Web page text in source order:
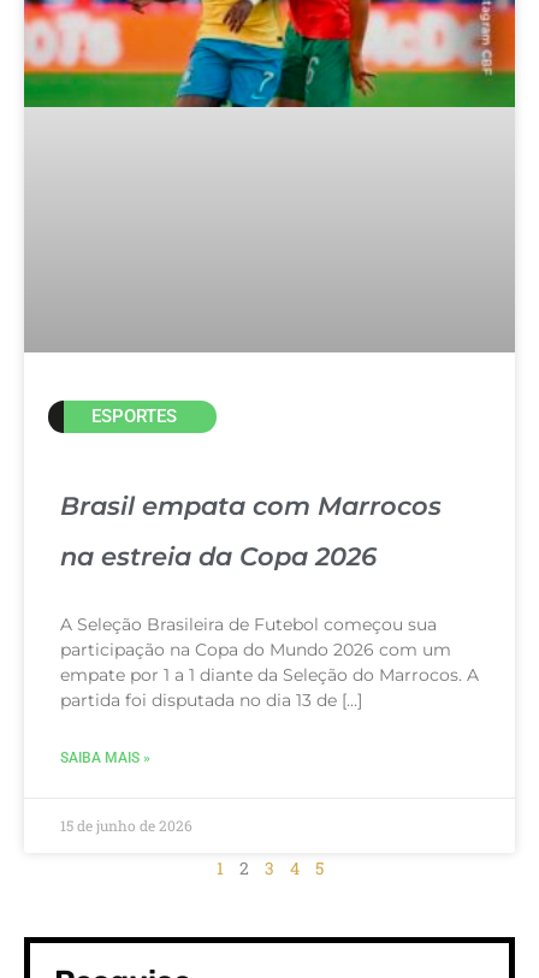
ESPORTES
Brasil empata com Marrocos
na estreia da Copa 2026
A Seleção Brasileira de Futebol começou sua
participação na Copa do Mundo 2026 com um
empate por 1 a 1 diante da Seleção do Marrocos. A
partida foi disputada no dia 13 de […]
SAIBA MAIS »
15 de junho de 2026
1 2 3 4 5